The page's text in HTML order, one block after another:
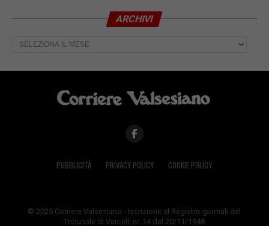
ARCHIVI
Archivi
PUBBLICITÀ PRIVACY POLICY COOKIE POLICY
© 2025 Corriere Valsesiano - Iscrizione al Registro giornali del
Tribunale di Vercelli nr. 14 del 20/11/1948